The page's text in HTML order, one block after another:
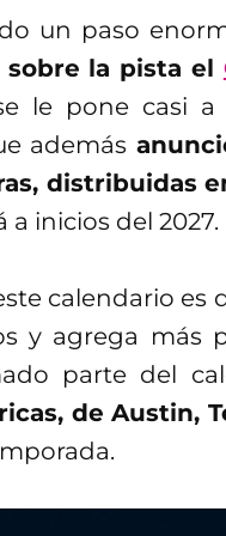
un paso
la pista el
le pone casi
además
distribuidas
a inicios del 2027.
calendario
y agrega más
parte del
de Austin,